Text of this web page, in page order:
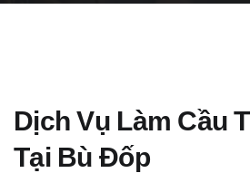
Dịch Vụ Làm Cầu
Tại Bù Đốp